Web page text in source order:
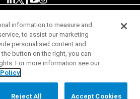
LLC. All Rights Reserved.
使用条件
プライバシー通知
法務
information to measure and
to assist our marketing
personalised content and
button on the right, you can
For more information see our
Reject All Accept Cookies